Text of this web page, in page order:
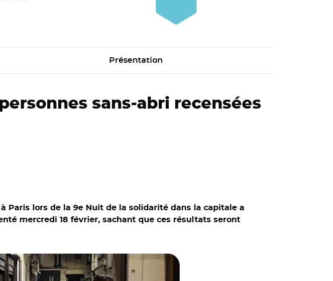
Présentation
sans-abri recensées
Paris lors de la 9e Nuit de la solidarité dans la capitale a
mercredi 18 février, sachant que ces résultats seront